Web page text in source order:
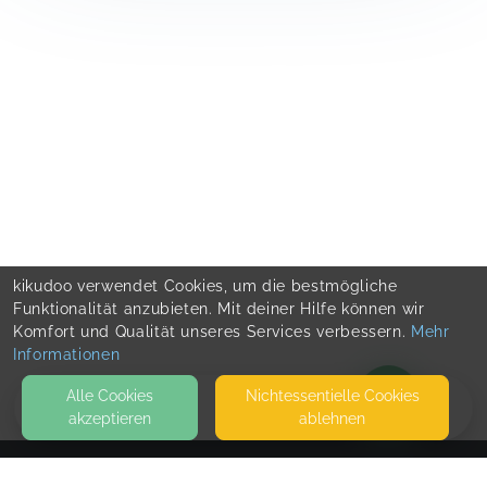
kikudoo verwendet Cookies, um die bestmögliche
Funktionalität anzubieten. Mit deiner Hilfe können wir
Komfort und Qualität unseres Services verbessern. Mehr
Informationen
Alle Cookies
akzeptieren
Nicht­essentielle Cookies
ablehnen